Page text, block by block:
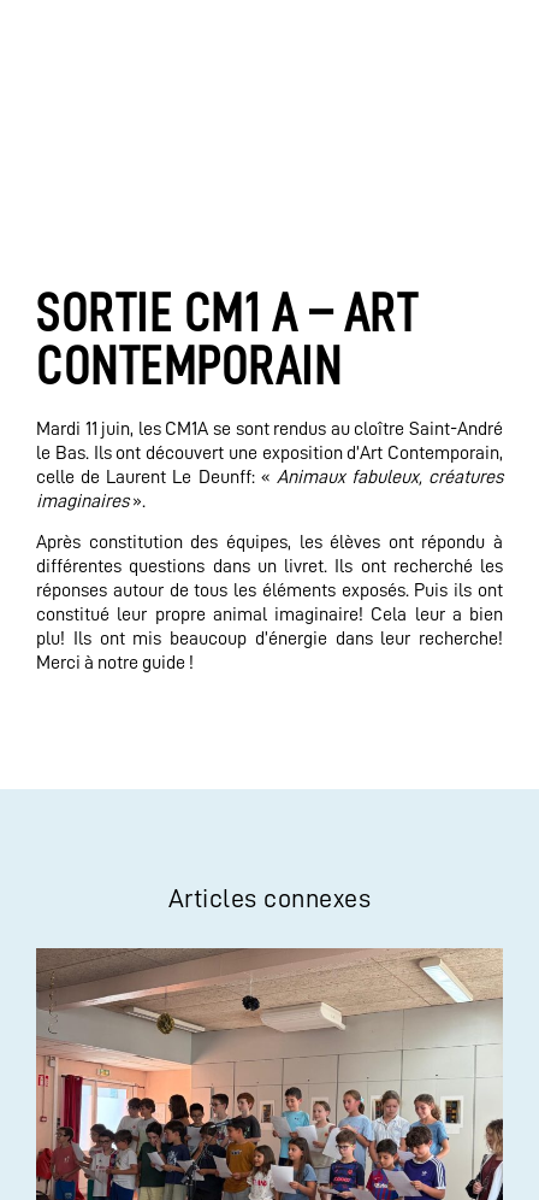
SORTIE CM1 A – ART
CONTEMPORAIN
Mardi 11 juin, les CM1A se sont rendus au cloître Saint-André
le Bas. Ils ont découvert une exposition d’Art Contemporain,
celle de Laurent Le Deunff: « Animaux fabuleux, créatures
imaginaires».
Après constitution des équipes, les élèves ont répondu à
différentes questions dans un livret. Ils ont recherché les
réponses autour de tous les éléments exposés. Puis ils ont
constitué leur propre animal imaginaire! Cela leur a bien
plu! Ils ont mis beaucoup d’énergie dans leur recherche!
Merci à notre guide !
Articles connexes